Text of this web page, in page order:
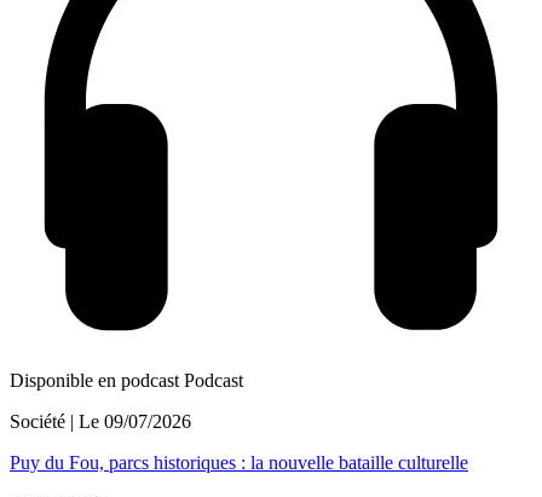
Disponible en podcast Podcast
Société | Le 09/07/2026
Puy du Fou, parcs historiques : la nouvelle bataille culturelle